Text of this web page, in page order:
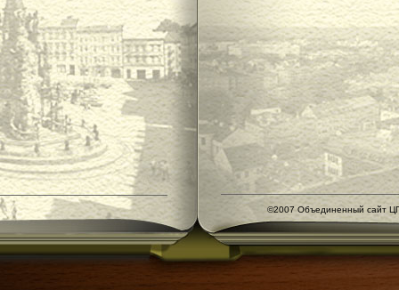
©2007 Объединенный сайт